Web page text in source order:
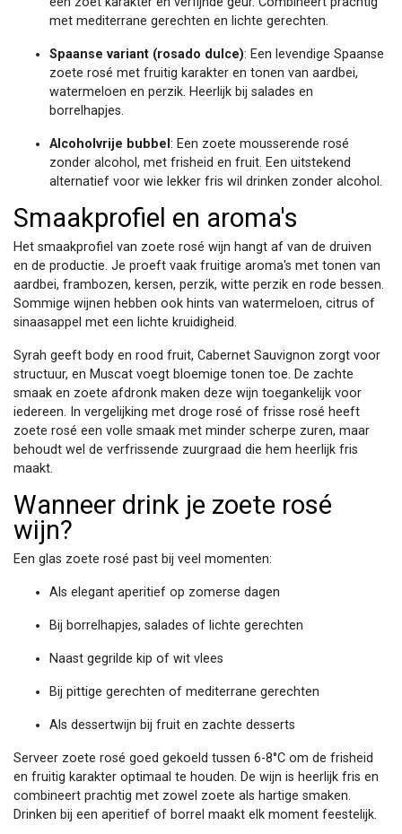
met mediterrane gerechten en lichte gerechten.
Spaanse variant (rosado dulce): Een levendige Spaanse
zoete rosé met fruitig karakter en tonen van aardbei,
watermeloen en perzik. Heerlijk bij salades en
borrelhapjes.
Alcoholvrije bubbel : Een zoete mousserende rosé
zonder alcohol, met frisheid en fruit. Een uitstekend
alternatief voor wie lekker fris wil drinken zonder alcohol.
Smaakprofiel en aroma's
Het smaakprofiel van zoete rosé wijn hangt af van de druiven
en de productie. Je proeft vaak fruitige aroma's met tonen van
aardbei, frambozen, kersen, perzik, witte perzik en rode bessen.
Sommige wijnen hebben ook hints van watermeloen, citrus of
sinaasappel met een lichte kruidigheid.
Syrah geeft body en rood fruit, Cabernet Sauvignon zorgt voor
structuur, en Muscat voegt bloemige tonen toe. De zachte
smaak en zoete afdronk maken deze wijn toegankelijk voor
iedereen. In vergelijking met droge rosé of frisse rosé heeft
zoete rosé een volle smaak met minder scherpe zuren, maar
behoudt wel de verfrissende zuurgraad die hem heerlijk fris
maakt.
Wanneer drink je zoete rosé
wijn?
Een glas zoete rosé past bij veel momenten:
Als elegant aperitief op zomerse dagen
Bij borrelhapjes, salades of lichte gerechten
Naast gegrilde kip of wit vlees
Bij pittige gerechten of mediterrane gerechten
Als dessertwijn bij fruit en zachte desserts
Serveer zoete rosé goed gekoeld tussen 6-8°C om de frisheid
en fruitig karakter optimaal te houden. De wijn is heerlijk fris en
combineert prachtig met zowel zoete als hartige smaken.
Drinken bij een aperitief of borrel maakt elk moment feestelijk.